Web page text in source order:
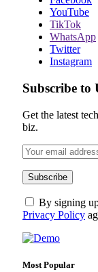
YouTube
TikTok
WhatsApp
Twitter
Instagram
Subscribe to
Get the latest
biz.
By signing
Privacy Policy
Most Popular